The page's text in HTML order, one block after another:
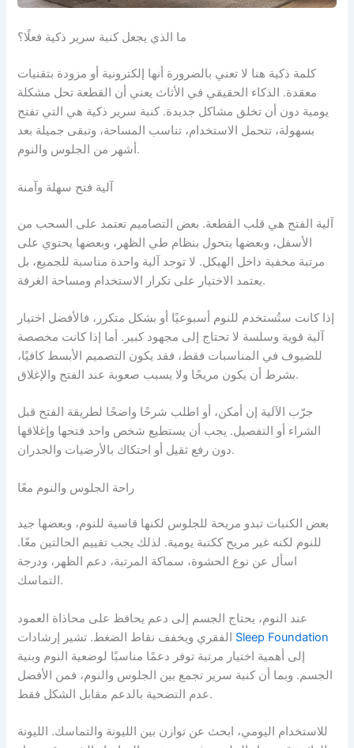
ما الذي يجعل كنبة سرير ذكية فعلًا؟
كلمة ذكية هنا لا تعني بالضرورة أنها إلكترونية أو مزودة بتقنيات
معقدة. الذكاء الحقيقي في الأثاث يعني أن القطعة تحل مشكلة
يومية دون أن تخلق مشاكل جديدة. كنبة سرير ذكية هي التي تفتح
بسهولة، تتحمل الاستخدام، تناسب المساحة، وتبقى جميلة بعد
أشهر من الجلوس والنوم.
آلية فتح سهلة وآمنة
آلية الفتح هي قلب القطعة. بعض التصاميم تعتمد على السحب من
الأسفل، وبعضها يتحول بنظام طي الظهر، وبعضها يحتوي على
مرتبة مخفية داخل الهيكل. لا توجد آلية واحدة مناسبة للجميع، بل
يعتمد الاختيار على تكرار الاستخدام ومساحة الغرفة.
إذا كانت ستُستخدم للنوم أسبوعيًا أو بشكل متكرر، فالأفضل اختيار
آلية قوية وسلسة لا تحتاج إلى مجهود كبير. أما إذا كانت مخصصة
للضيوف في المناسبات فقط، فقد يكون التصميم الأبسط كافيًا،
بشرط أن يكون مريحًا ولا يسبب صعوبة عند الفتح والإغلاق.
جرّب الآلية إن أمكن، أو اطلب شرحًا واضحًا لطريقة الفتح قبل
الشراء أو التفصيل. يجب أن يستطيع شخص واحد فتحها وإغلاقها
دون رفع ثقيل أو احتكاك بالأرضيات والجدران.
راحة الجلوس والنوم معًا
بعض الكنبات تبدو مريحة للجلوس لكنها قاسية للنوم، وبعضها جيد
للنوم لكنه غير مريح ككنبة يومية. لذلك يجب تقييم الحالتين معًا.
اسأل عن نوع الحشوة، سماكة المرتبة، دعم الظهر، ودرجة
التماسك.
عند النوم، يحتاج الجسم إلى دعم يحافظ على محاذاة العمود
Sleep Foundation
إلى أهمية اختيار مرتبة توفر دعمًا مناسبًا لوضعية النوم وبنية
الجسم. وبما أن كنبة سرير تجمع بين الجلوس والنوم، فمن الأفضل
عدم التضحية بالدعم مقابل الشكل فقط.
للاستخدام اليومي، ابحث عن توازن بين الليونة والتماسك. الليونة